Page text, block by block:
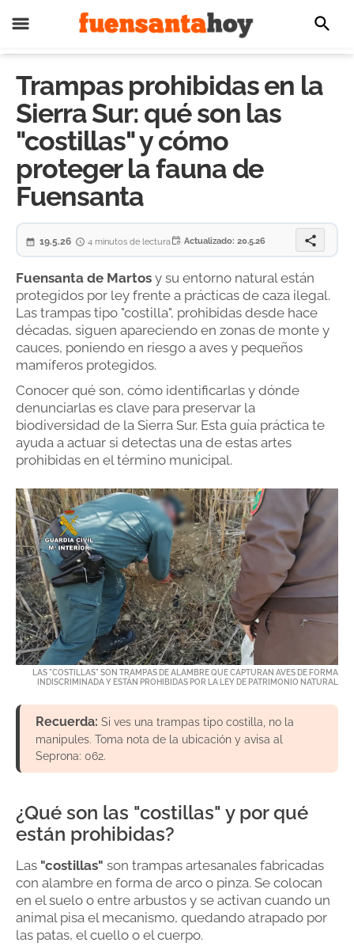
Trampas prohibidas en la
Sierra Sur: qué son las
"costillas" y cómo
proteger la fauna de
Fuensanta
19.5.26 4 minutos de lectura󰈃 Actualizado: 20.5.26 share
Fuensanta de Martos y su entorno natural están
protegidos por ley frente a prácticas de caza ilegal.
Las trampas tipo "costilla", prohibidas desde hace
décadas, siguen apareciendo en zonas de monte y
cauces, poniendo en riesgo a aves y pequeños
mamíferos protegidos.
Conocer qué son, cómo identificarlas y dónde
denunciarlas es clave para preservar la
biodiversidad de la Sierra Sur. Esta guía práctica te
ayuda a actuar si detectas una de estas artes
prohibidas en el término municipal.
LAS "COSTILLAS" SON TRAMPAS DE ALAMBRE QUE CAPTURAN AVES DE FORMA
INDISCRIMINADA Y ESTÁN PROHIBIDAS POR LA LEY DE PATRIMONIO NATURAL
Recuerda: Si ves una trampas tipo costilla, no la
manipules. Toma nota de la ubicación y avisa al
Seprona: 062.
¿Qué son las "costillas" y por qué
están prohibidas?
Las "costillas" son trampas artesanales fabricadas
con alambre en forma de arco o pinza. Se colocan
en el suelo o entre arbustos y se activan cuando un
animal pisa el mecanismo, quedando atrapado por
las patas, el cuello o el cuerpo.